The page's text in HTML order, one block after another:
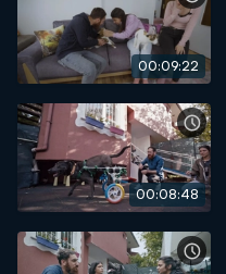
00:09:22
00:08:48